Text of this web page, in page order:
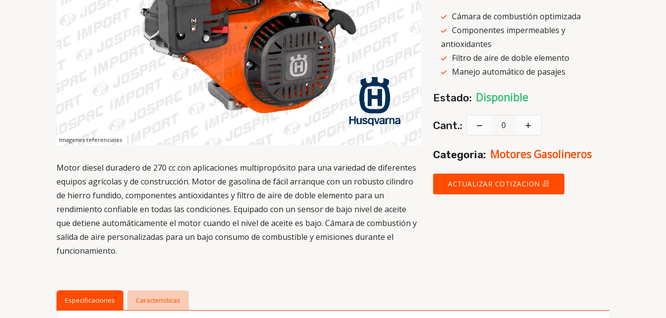
Imagenes referenciales
Motor diesel duradero de 270 cc con aplicaciones multipropósito para una variedad de diferentes
equipos agrícolas y de construcción. Motor de gasolina de fácil arranque con un robusto cilindro
de hierro fundido, componentes antioxidantes y filtro de aire de doble elemento para un
rendimiento confiable en todas las condiciones. Equipado con un sensor de bajo nivel de aceite
que detiene automáticamente el motor cuando el nivel de aceite es bajo. Cámara de combustión y
salida de aire personalizadas para un bajo consumo de combustible y emisiones durante el
funcionamiento.
Cámara de combustión optimizada
Componentes impermeables y
antioxidantes
Filtro de aire de doble elemento
Manejo automático de pasajes
Estado: Disponible
Cant.:
Categoria: Motores Gasolineros
ACTUALIZAR COTIZACION
Especificaciones Caracteristicas